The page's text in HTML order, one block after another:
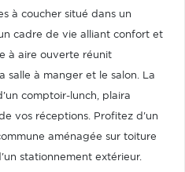
à coucher situé dans un
cadre de vie alliant confort et
à aire ouverte réunit
salle à manger et le salon. La
comptoir-lunch, plaira
vos réceptions. Profitez d'un
aménagée sur toiture
stationnement extérieur.